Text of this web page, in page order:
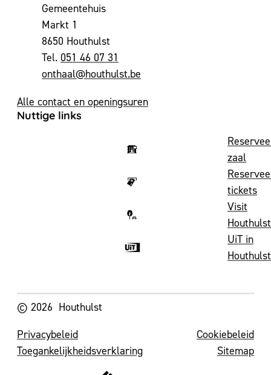
AdresGemeentehuis
Markt 1
,8650 Houthulst
051 46 07 31
E-mailonthaal@houthulst.be
Alle contact en openingsuren
Nuttige links
zaal
tickets
Visit
Houthulst
UiT in
Houthulst
© 2026 Houthulst
Privacybeleid
Cookiebeleid
Toegankelijkheidsverklaring
Sitemap